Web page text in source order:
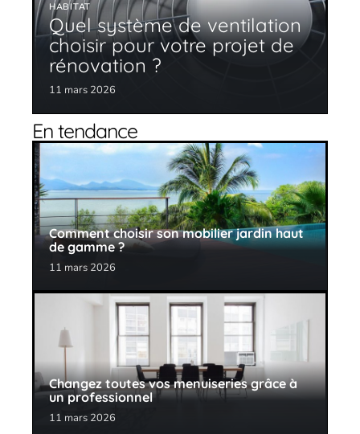
HABITAT
Quel système de ventilation
choisir pour votre projet de
rénovation ?
11 mars 2026
En tendance
Comment choisir son mobilier jardin haut
de gamme ?
11 mars 2026
Changez toutes vos menuiseries grâce à
un professionnel
11 mars 2026